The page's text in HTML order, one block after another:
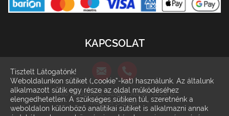
KAPCSOLAT
1146 Budapest, Szabó József utca 6.
(Récsei Center)
Tisztelt Látogatónk!
Weboldalunkon sütiket („cookie”-kat) használunk. Az általunk
alkalmazott sütik egy része az oldal működéséhez
elengedhetetlen. A szükséges sütiken túl, szeretnénk a
weboldalon különböző analitikai sütiket is alkalmazni annak